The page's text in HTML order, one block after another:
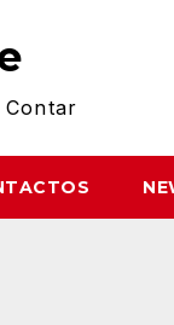
Contar